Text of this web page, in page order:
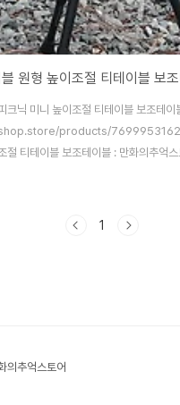
원형 높이조절 티테이블 보
크닉 미니 높이조절 티테이블 보조테이
products/7699953162
절 티테이블 보조테이블 : 만화의추억
IT/캠핑용품 smartstore.naver.com
1
의추억스토어